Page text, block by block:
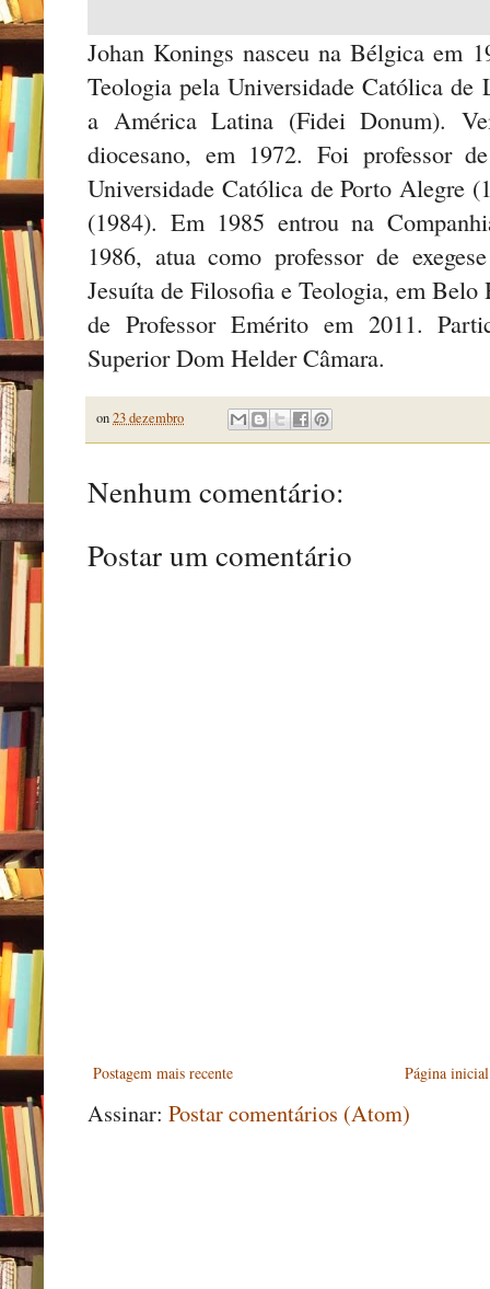
Johan Konings nasceu na Bélgica em
Teologia pela Universidade Católica
a América Latina (Fidei Donum).
diocesano, em 1972. Foi professor
Universidade Católica de Porto Alegre
(1984). Em 1985 entrou na
1986, atua como professor de
Jesuíta de Filosofia e Teologia, em
de Professor Emérito em 2011.
Superior Dom Helder Câmara.
on23 dezembro
Nenhum comentário:
Postar um comentário
Postagem mais recente Página inicial
Assinar: Postar comentários (Atom)